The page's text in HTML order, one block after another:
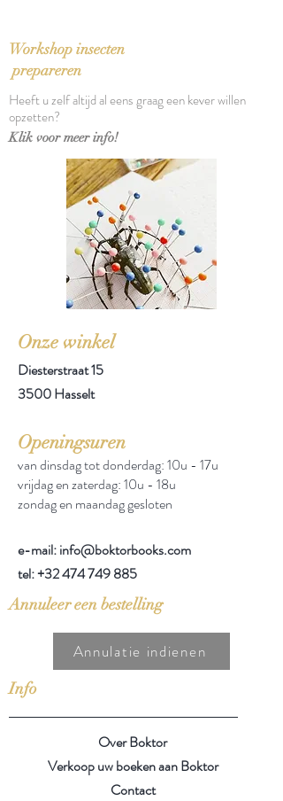
Workshop insecten
prepareren
Heeft u zelf altijd al eens graag een kever willen
opzetten?
Klik voor meer info!
Onze winkel
Diesterstraat 15
3500 Hasselt
Openingsuren
van dinsdag tot donderdag: 10u - 17u
vrijdag en zaterdag: 10u - 18u
zondag en maandag gesloten
e-mail: info@boktorbooks.com
tel:+32 474 749 885
Annuleer een bestelling
Annulatie indienen
Info
Over Boktor
Verkoop uw boeken aan Boktor
Contact